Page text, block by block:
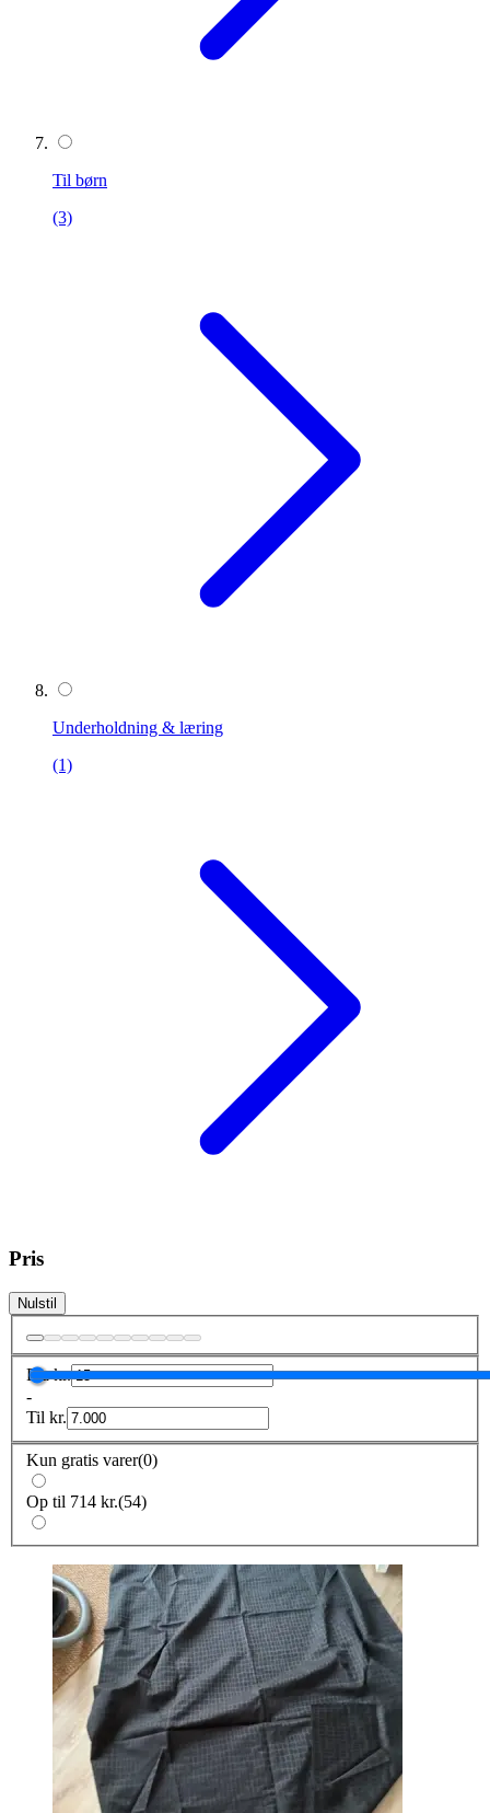
Til børn
(3)
Underholdning & læring
(1)
Pris
Nulstil
Frakr.
-
Til kr.
Kun gratis varer(0)
Op til 714 kr.(54)